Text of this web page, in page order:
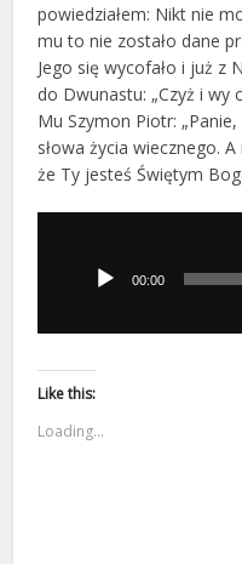
powiedziałem: Nikt nie
mu to nie zostało dane
Jego się wycofało i już z
do Dwunastu: „Czyż i wy
Mu Szymon Piotr:
słowa życia wiecznego.
że Ty jesteś Świętym
dźwiękowych00:00
Like this:
Loading...